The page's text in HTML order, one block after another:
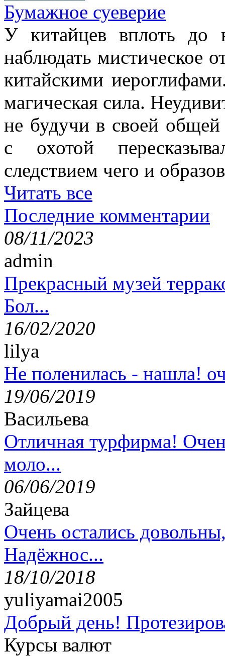
Бумажное суеверие
У китайцев вплоть до
наблюдать мистическое
китайскими
магическая сила.
не будучи в своей
с охотой
следствием чего и
Читать все
Последние комментарии
08/11/2023
admin
Прекрасный музей
Бол...
16/02/2020
lilya
Не поленилась - нашла!
19/06/2019
Васильева
Отличная турфирма!
моло...
06/06/2019
Зайцева
Очень остались
Надёжнос...
18/10/2018
yuliyamai2005
Добрый день!
Курсы валют